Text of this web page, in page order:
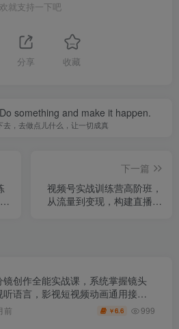
就支持一下吧
分享 收藏
something and make it happen.
去，去做点儿什么，让一切成真
下一篇
视频号实战训练营高阶班，
从流量到变现，构建直播驱
镜创作全能实战课，系统掌握镜头
听语言，影视短视频动画通用接单
前 ￥6.6 999